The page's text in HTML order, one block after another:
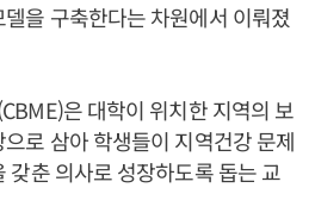
을 구축한다는 차원에서 이뤄졌
은 대학이 위치한 지역의 보
로 삼아 학생들이 지역건강 문제
갖춘 의사로 성장하도록 돕는 교